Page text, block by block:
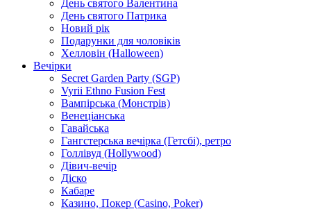
День святого Валентина
День святого Патрика
Новий рік
Подарунки для чоловіків
Хелловін (Halloween)
Вечірки
Secret Garden Party (SGP)
Vyrii Ethno Fusion Fest
Вампірська (Монстрів)
Венеціанська
Гавайська
Гангстерська вечірка (Гетсбі), ретро
Голлівуд (Hollywood)
Дівич-вечір
Діско
Кабаре
Казино, Покер (Casino, Poker)